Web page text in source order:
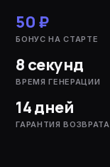
50 ₽
БОНУС НА СТАРТЕ
8 секунд
ВРЕМЯ ГЕНЕРАЦИИ
14 дней
ГАРАНТИЯ ВОЗВРАТА